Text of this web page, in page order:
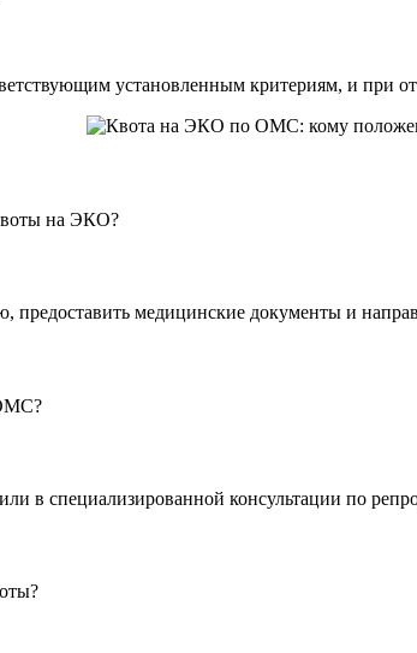
установленным критериям, и при
на ЭКО?
медицинские документы и
в специализированной консультации по